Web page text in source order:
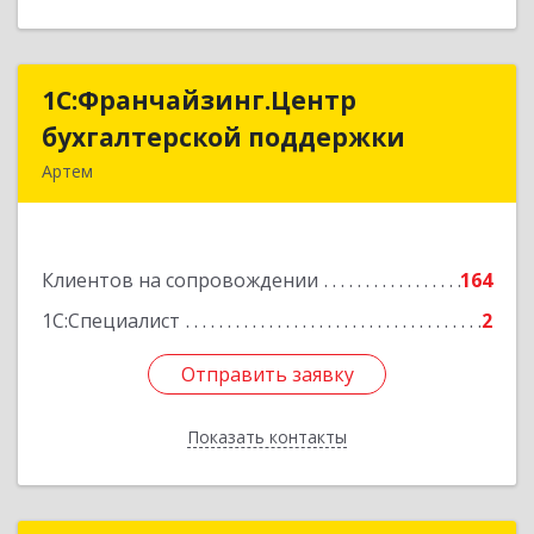
1С:Франчайзинг.Центр
бухгалтерской поддержки
Артем
Клиентов на сопровождении
164
1С:Специалист
2
Отправить заявку
Показать контакты
1С:Франчайзинг.Центр
бухгалтерской поддержки
Подробнее
Отправить заявку
Назад